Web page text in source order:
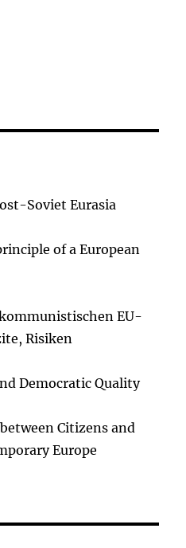
Soviet Eurasia
of a European
EU-
Risiken
Democratic Quality
Citizens and
Europe